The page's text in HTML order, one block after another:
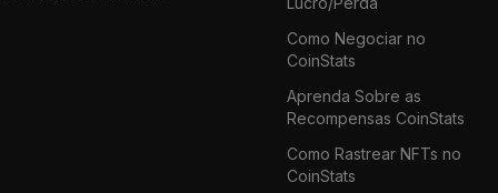
Como Negociar no
CoinStats
Aprenda Sobre as
Recompensas CoinStats
Como Rastrear NFTs no
CoinStats